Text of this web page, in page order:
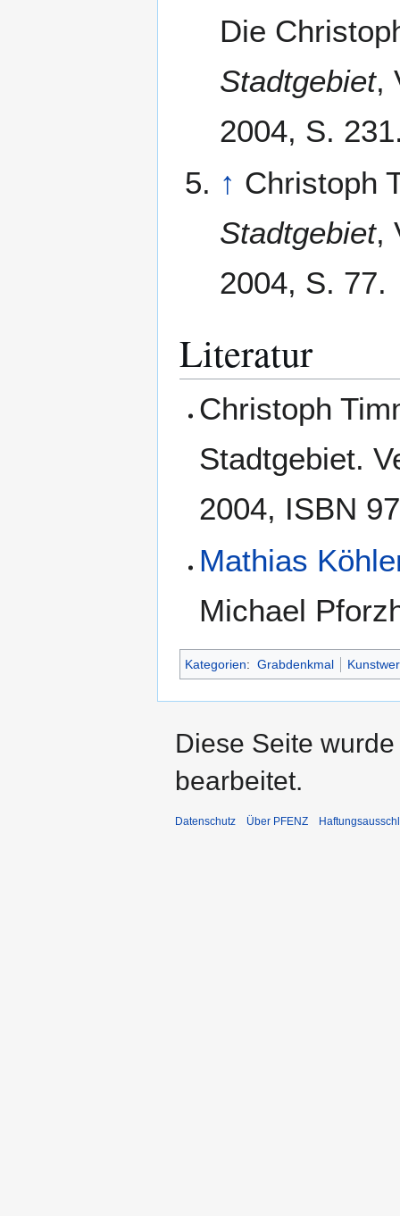
Die
Stadtgebiet,
2004, S.
↑ Christoph
Stadtgebiet,
2004, S. 77.
Literatur
Christoph
Stadtgebiet.
2004, ISBN
Mathias
Michael
Kategorien: Grabdenkmal
Diese Seite
bearbeitet.
Datenschutz Über PFENZ